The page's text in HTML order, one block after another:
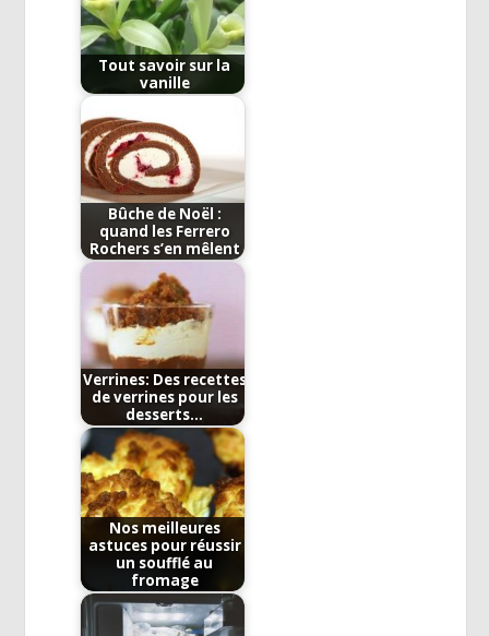
Tout savoir sur la
vanille
Bûche de Noël :
quand les Ferrero
Rochers s’en mêlent
Verrines: Des recettes
de verrines pour les
desserts…
Nos meilleures
astuces pour réussir
un soufflé au
fromage